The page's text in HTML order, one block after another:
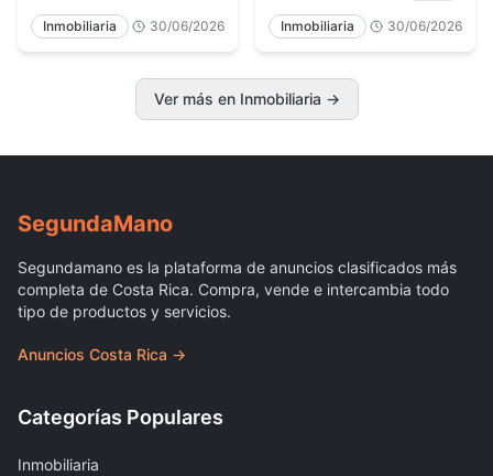
Inmobiliaria 30/06/2026 Inmobiliaria 30/06/2026
Ver más en Inmobiliaria →
SegundaMano
Segundamano es la plataforma de anuncios clasificados más
completa de Costa Rica. Compra, vende e intercambia todo
tipo de productos y servicios.
Anuncios Costa Rica →
Categorías Populares
Inmobiliaria